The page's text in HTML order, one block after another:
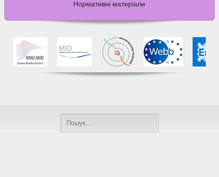
Нормативні матеріали